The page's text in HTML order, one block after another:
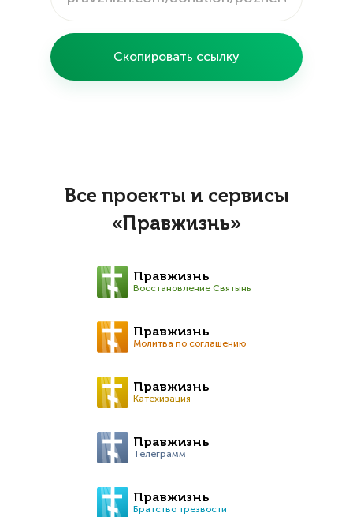
Скопировать ссылку
Все проекты и сервисы
«Правжизнь»
Правжизнь
Восстановление Святынь
Правжизнь
Молитва по соглашению
Правжизнь
Катехизация
Правжизнь
Телеграмм
Правжизнь
Братство трезвости